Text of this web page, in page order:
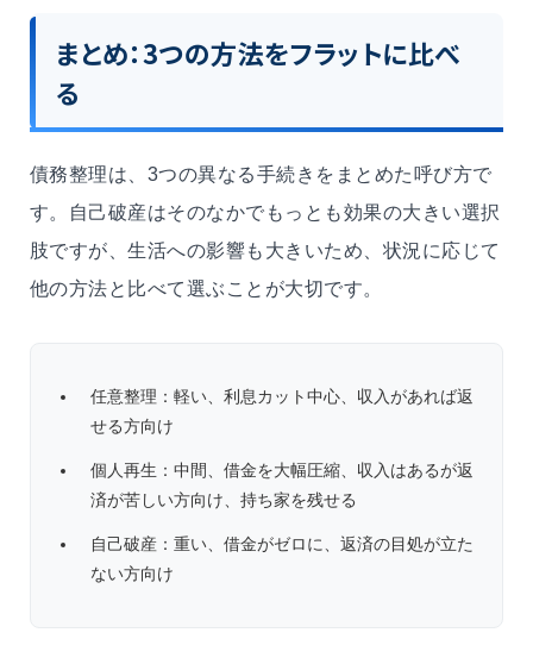
まとめ：3つの方法をフラットに比べ
る
債務整理は、3つの異なる手続きをまとめた呼び方で
す。自己破産はそのなかでもっとも効果の大きい選択
肢ですが、生活への影響も大きいため、状況に応じて
他の方法と比べて選ぶことが大切です。
任意整理：軽い、利息カット中心、収入があれば返
せる方向け
個人再生：中間、借金を大幅圧縮、収入はあるが返
済が苦しい方向け、持ち家を残せる
自己破産：重い、借金がゼロに、返済の目処が立た
ない方向け